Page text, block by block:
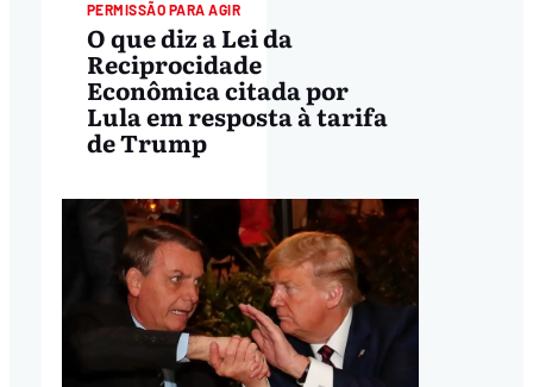
PERMISSÃO PARA AGIR
O que diz a Lei da
Reciprocidade
Econômica citada por
Lula em resposta à tarifa
de Trump